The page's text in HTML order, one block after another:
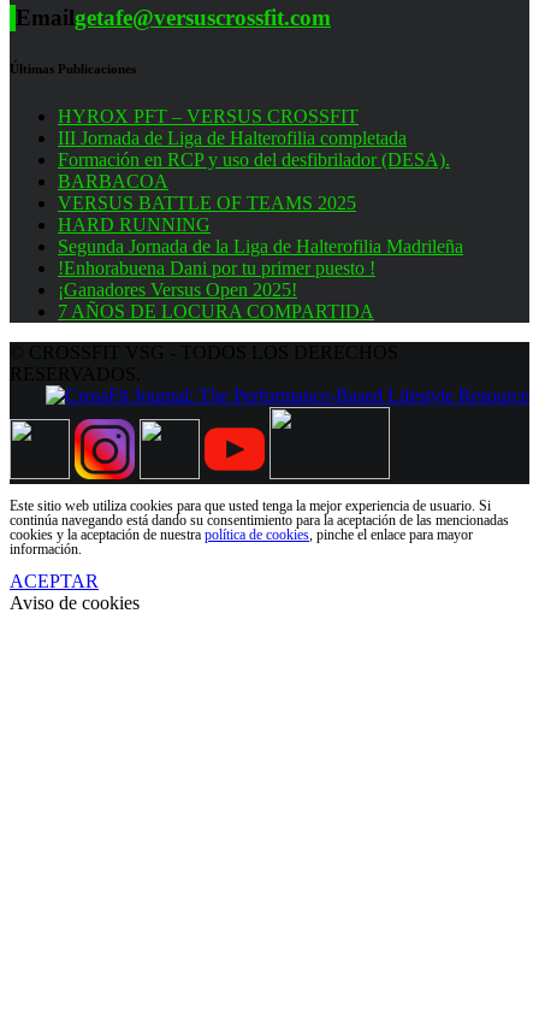
Emailgetafe@versuscrossfit.com
Últimas Publicaciones
HYROX PFT – VERSUS CROSSFIT
III Jornada de Liga de Halterofilia completada
Formación en RCP y uso del desfibrilador (DESA).
BARBACOA
VERSUS BATTLE OF TEAMS 2025
HARD RUNNING
Segunda Jornada de la Liga de Halterofilia Madrileña
!Enhorabuena Dani por tu primer puesto !
¡Ganadores Versus Open 2025!
7 AÑOS DE LOCURA COMPARTIDA
Este sitio web utiliza cookies para que usted tenga la mejor experiencia de usuario. Si
continúa navegando está dando su consentimiento para la aceptación de las mencionadas
cookies y la aceptación de nuestra política de cookies , pinche el enlace para mayor
información.
ACEPTAR
Aviso de cookies